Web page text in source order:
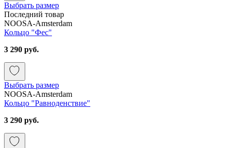
Выбрать размер
Последний товар
NOOSA-Amsterdam
Кольцо "Фес"
3 290 руб.
Выбрать размер
NOOSA-Amsterdam
Кольцо "Равноденствие"
3 290 руб.